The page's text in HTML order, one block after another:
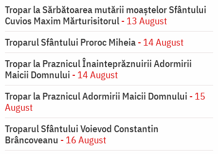
Tropar la Sărbătoarea mutării moaştelor Sfântului
Cuvios Maxim Mărturisitorul- 13 August
Troparul Sfântului Proroc Miheia- 14 August
Tropar la Praznicul Înainteprăznuirii Adormirii
Maicii Domnului - 14 August
Tropar la Praznicul Adormirii Maicii Domnului - 15
August
Troparul Sfântului Voievod Constantin
Brâncoveanu - 16 August